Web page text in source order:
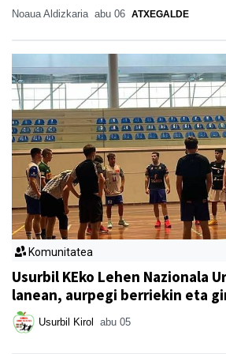
Noaua Aldizkaria abu 06 ATXEGALDE
Komunitatea
Usurbil KEko Lehen Nazionala
lanean, aurpegi berriekin eta
Usurbil Kirol abu 05